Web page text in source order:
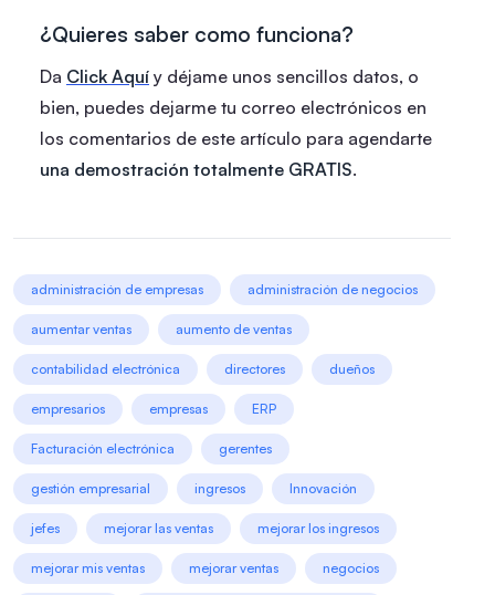
¿Quieres saber como funciona?
Da Click Aquí y déjame unos sencillos datos, o
bien, puedes dejarme tu correo electrónicos en
los comentarios de este artículo para agendarte
una demostración totalmente GRATIS.
administración de empresas administración de negocios
aumentar ventas aumento de ventas
contabilidad electrónica directores dueños
empresarios empresas ERP
Facturación electrónica gerentes
gestión empresarial ingresos Innovación
jefes mejorar las ventas mejorar los ingresos
mejorar mis ventas mejorar ventas negocios